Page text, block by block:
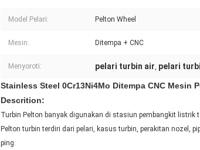
Model Pelari: Pelton Wheel
Mesin: Ditempa + CNC
Menyoroti: pelari turbin air, pelari
Stainless Steel 0Cr13Ni4Mo Ditempa CNC Mesin
Descrition:
Turbin Pelton banyak digunakan di stasiun pembangkit listrik
Pelton turbin terdiri dari pelari, kasus turbin, perakitan nozel,
ping.